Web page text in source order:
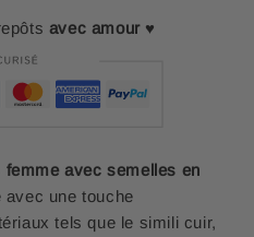
avec amour ♥
avec semelles en
avec une touche
tels que le simili cuir,